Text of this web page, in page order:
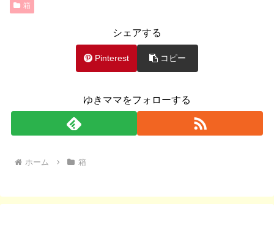
箱
シェアする
Pinterest コピー
ゆきママをフォローする
ホーム 箱